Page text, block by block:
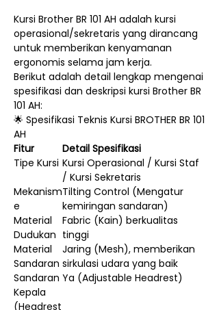
Kursi Brother BR 101 AH adalah kursi
operasional/sekretaris yang dirancang
untuk memberikan kenyamanan
ergonomis selama jam kerja.
Berikut adalah detail lengkap mengenai
spesifikasi dan deskripsi kursi Brother BR
101 AH:
🌟 Spesifikasi Teknis Kursi BROTHER BR 101
AH
Fitur
Detail Spesifikasi
Tipe Kursi Kursi Operasional / Kursi Staf
/ Kursi Sekretaris
Mekanism
e
Tilting Control (Mengatur
kemiringan sandaran)
Material
Dudukan
Fabric (Kain) berkualitas
tinggi
Material
Sandaran
Jaring (Mesh), memberikan
sirkulasi udara yang baik
Sandaran
Kepala
(Headrest
Ya (Adjustable Headrest)